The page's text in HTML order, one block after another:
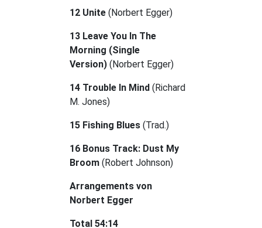
12 Unite (Norbert Egger)
13 Leave You In The
Morning (Single
Version) (Norbert Egger)
14 Trouble In Mind (Richard
M. Jones)
15 Fishing Blues (Trad.)
16 Bonus Track: Dust My
Broom (Robert Johnson)
Arrangements von
Norbert Egger
Total 54:14